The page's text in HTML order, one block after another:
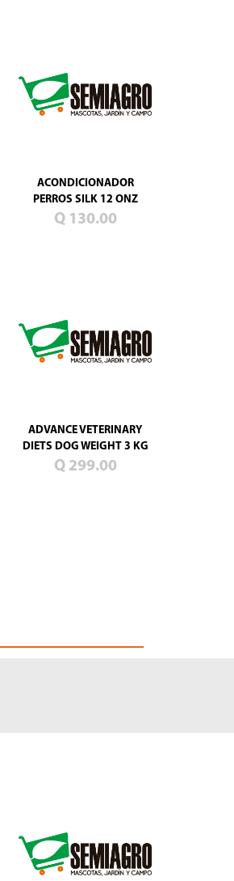
ACONDICIONADOR
PERROS SILK 12 ONZ
Q 130.00
ADVANCE VETERINARY
DIETS DOG WEIGHT 3 KG
Q 299.00